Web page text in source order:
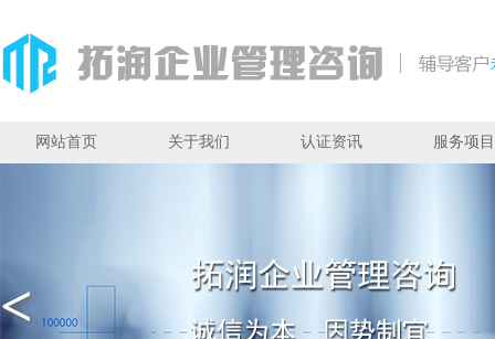
网站首页 关于我们 认证资讯 服务项目
<